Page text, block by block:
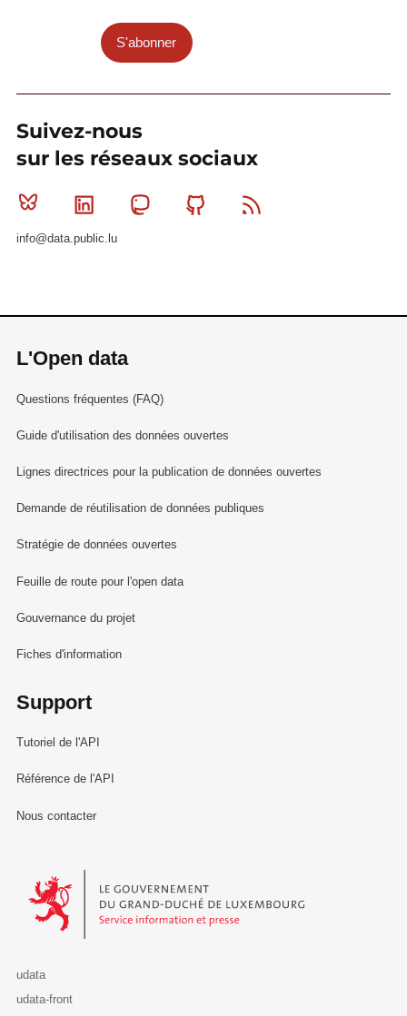
S'abonner
Suivez-nous
sur les réseaux sociaux
Bluesky Linkedin MastodonGithub
info@data.public.lu
L'Open data
Questions fréquentes (FAQ)
Guide d'utilisation des données ouvertes
Lignes directrices pour la publication de données ouvertes
Demande de réutilisation de données publiques
Stratégie de données ouvertes
Feuille de route pour l'open data
Gouvernance du projet
Fiches d'information
Support
Tutoriel de l'API
Référence de l'API
Nous contacter
Le Gouvernement du Grand-Duché de Luxembourg - Service
udata
udata-front